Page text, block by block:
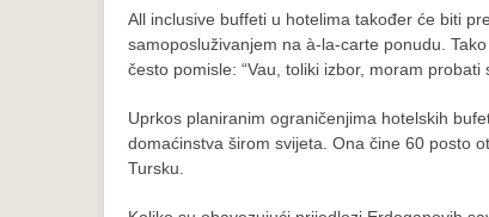
All inclusive buffeti u hotelima također će biti
samoposluživanjem na à-la-carte ponudu.
često pomisle: “Vau, toliki izbor, moram
Uprkos planiranim ograničenjima hotelskih
domaćinstva širom svijeta. Ona čine 60 posto
Tursku.